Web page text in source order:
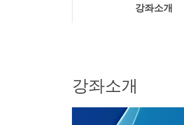
강좌소개
강좌소개